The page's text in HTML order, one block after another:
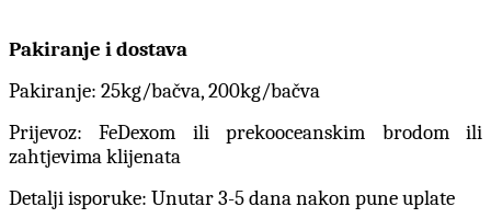
Pakiranje i dostava
Pakiranje: 25kg/bačva, 200kg/bačva
Prijevoz: FeDexom ili prekooceanskim brodom ili
zahtjevima klijenata
Detalji isporuke: Unutar 3-5 dana nakon pune uplate